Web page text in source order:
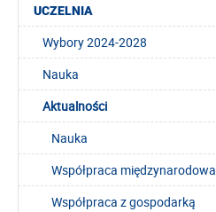
UCZELNIA
Wybory 2024-2028
Nauka
Aktualności
Nauka
Współpraca międzynarodowa
Współpraca z gospodarką